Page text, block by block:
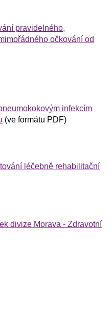
pravidelného,
očkování od
infekcím
(ve formátu PDF)
léčebně rehabilitační
divize Morava - Zdravotní